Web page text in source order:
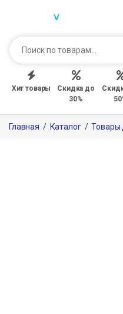
Хит товары
Скидка до
30%
Главная / Каталог / Товары